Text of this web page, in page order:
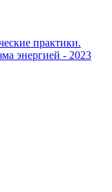
практики.
энергией - 2023